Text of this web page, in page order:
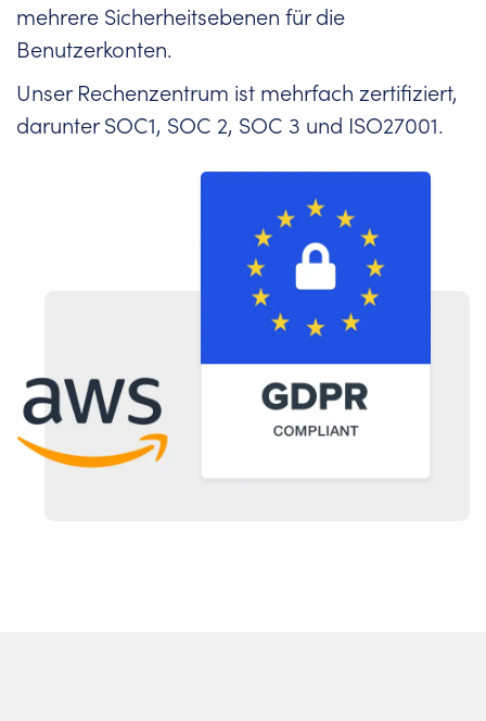
mehrere Sicherheitsebenen für die
Benutzerkonten.
Unser Rechenzentrum ist mehrfach zertifiziert,
darunter SOC1, SOC 2, SOC 3 und ISO27001.